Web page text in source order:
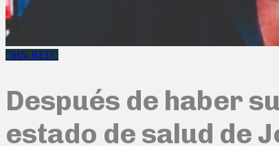
"SIN RED"
Después de haber
estado de salud de